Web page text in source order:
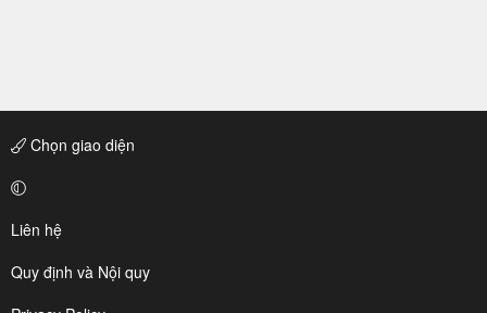
Chọn giao diện
Liên hệ
Quy định và Nội quy